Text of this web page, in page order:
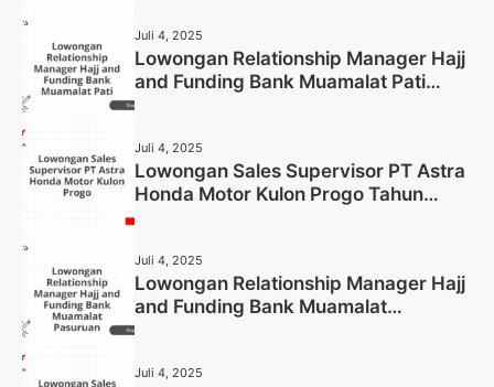
Juli 4, 2025
Lowongan Relationship Manager Hajj
and Funding Bank Muamalat Pati
Juli 4, 2025
Lowongan Sales Supervisor PT Astra
Honda Motor Kulon Progo Tahun
Juli 4, 2025
Lowongan Relationship Manager Hajj
and Funding Bank Muamalat
Juli 4, 2025